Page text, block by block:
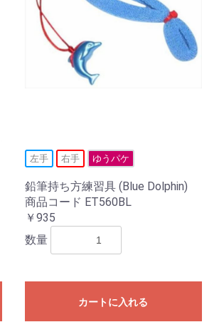
左手 右手 ゆうパケ
鉛筆持ち方練習具 (Blue Dolphin)
商品コード ET560BL
￥935
数量
カートに入れる